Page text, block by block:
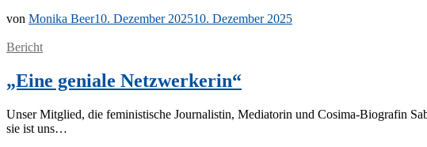
von Monika Beer10. Dezember 202510. Dezember 2025
Bericht
„Eine geniale Netzwerkerin“
Un­ser Mit­glied, die fe­mi­nis­ti­sche Jour­na­lis­tin, Me­dia­to­rin und Co­­si­­ma-Bio­­­gra­­fin
sie ist uns…